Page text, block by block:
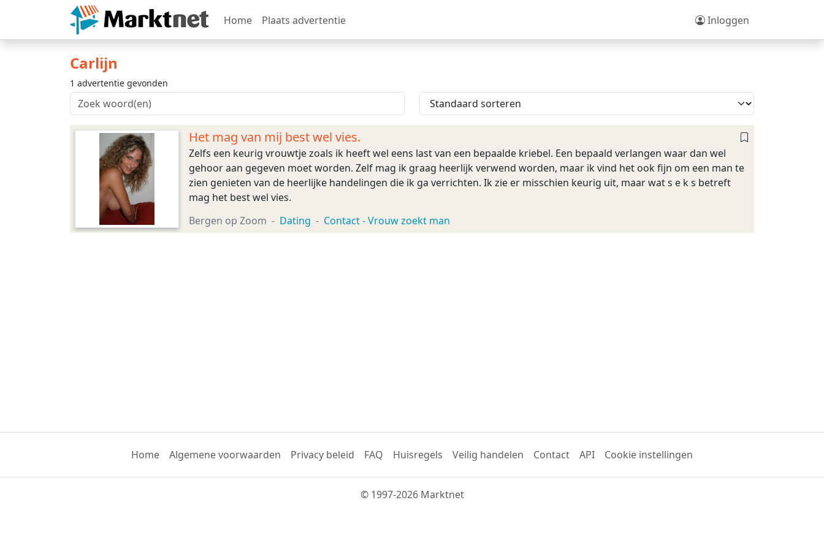
Home Plaats advertentie Inloggen
Carlijn
1 advertentie gevonden
Het mag van mij best wel vies.
Zelfs een keurig vrouwtje zoals ik heeft wel eens last van een bepaalde kriebel. Een bepaald verlangen waar dan wel
gehoor aan gegeven moet worden. Zelf mag ik graag heerlijk verwend worden, maar ik vind het ook fijn om een man te
zien genieten van de heerlijke handelingen die ik ga verrichten. Ik zie er misschien keurig uit, maar wat s e k s betreft
mag het best wel vies.
Bergen op Zoom
Dating Contact - Vrouw zoekt man
Home Algemene voorwaarden Privacy beleid FAQ Huisregels Veilig handelen Contact API Cookie instellingen
© 1997-2026 Marktnet